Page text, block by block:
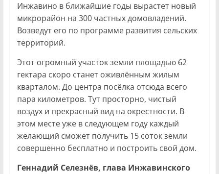
Инжавино в ближайшие годы вырастет новый
микрорайон на 300 частных домовладений.
Возведут его по программе развития сельских
территорий.
Этот огромный участок земли площадью 62
гектара скоро станет оживлённым жилым
кварталом. До центра посёлка отсюда всего
пара километров. Тут просторно, чистый
воздух и прекрасный вид на окрестности. В
этом месте уже в следующем году каждый
желающий сможет получить 15 соток земли
совершенно бесплатно и построить свой дом.
Геннадий Селезнёв, глава Инжавинского